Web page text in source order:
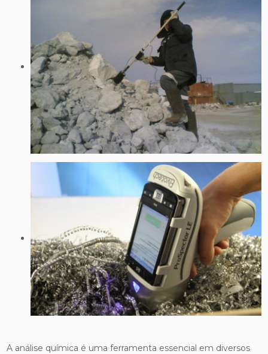
A análise química é uma ferramenta essencial em diversos